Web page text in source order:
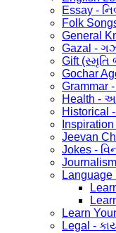
Essay -
Folk
General
Gazal -
Gift (સ્મૃતિ
Gochar
Grammar
Health -
Historical
Jeevan
Jokes -
Language
Learn
Legal -